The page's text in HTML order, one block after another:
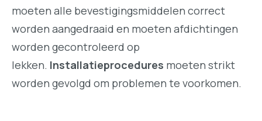
moeten alle bevestigingsmiddelen correct
worden aangedraaid en moeten afdichtingen
worden gecontroleerd op
lekken. Installatieprocedures moeten strikt
worden gevolgd om problemen te voorkomen.